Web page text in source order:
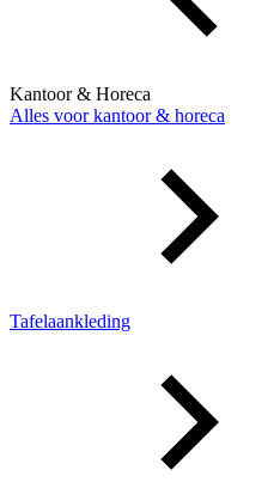
Kantoor & Horeca
Alles voor kantoor & horeca
Tafelaankleding